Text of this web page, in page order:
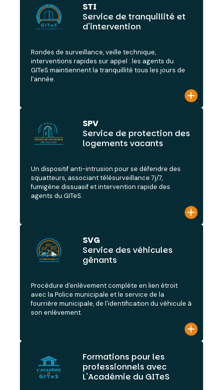
STI
Service de tranquillité et
d'intervention
Rondes de surveillance, veille technique,
interventions rapides sur appel : les agents du
GITeS maintiennent la tranquillité tous les jours de
l'année.
SPV
Service de protection des
logements vacants
Un dispositif anti-intrusion pour se défendre des
squatteurs, associant télésurveillance 7j/7,
fumigène dissuasif et intervention rapide des
agents du GITeS.
SVG
Service des véhicules
gênants
Procédure d'enlèvement complète en lien étroit
avec la Police municipale et le service de la
fourrière municipale, de l'identification du véhicule à
son enlèvement.
Formations pour les
professionnels avec
L'Académie du GITeS